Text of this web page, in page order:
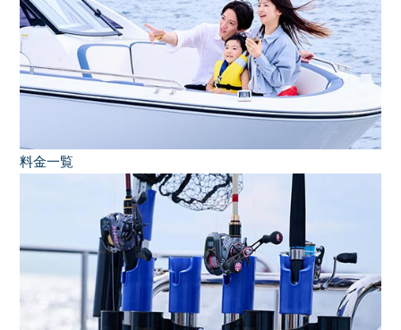
料金一覧